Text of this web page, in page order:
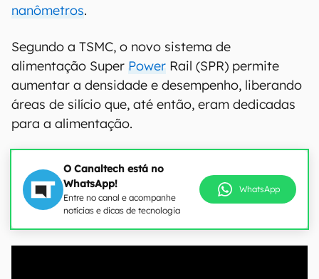
nanômetros.
Segundo a TSMC, o novo sistema de
alimentação Super Power Rail (SPR) permite
aumentar a densidade e desempenho, liberando
áreas de silício que, até então, eram dedicadas
para a alimentação.
O Canaltech está no
WhatsApp!
Entre no canal e acompanhe
notícias e dicas de tecnologia
WhatsApp